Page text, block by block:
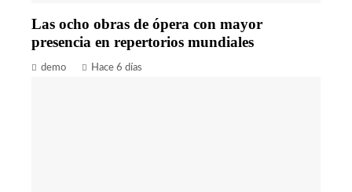
Las ocho obras de ópera con mayor
presencia en repertorios mundiales
demo Hace 6 días